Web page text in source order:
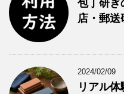
包丁研ぎ
店・郵
2024/02/09
リアル